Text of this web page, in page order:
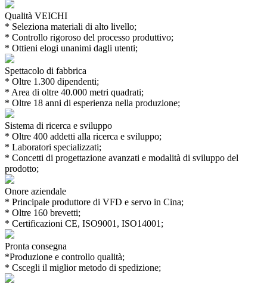
Qualità VEICHI
* Seleziona materiali di alto livello;
* Controllo rigoroso del processo produttivo;
* Ottieni elogi unanimi dagli utenti;
Spettacolo di fabbrica
* Oltre 1.300 dipendenti;
* Area di oltre 40.000 metri quadrati;
* Oltre 18 anni di esperienza nella produzione;
Sistema di ricerca e sviluppo
* Oltre 400 addetti alla ricerca e sviluppo;
* Laboratori specializzati;
* Concetti di progettazione avanzati e modalità di sviluppo del
prodotto;
Onore aziendale
* Principale produttore di VFD e servo in Cina;
* Oltre 160 brevetti;
* Certificazioni CE, ISO9001, ISO14001;
Pronta consegna
*Produzione e controllo qualità;
* Cscegli il miglior metodo di spedizione;